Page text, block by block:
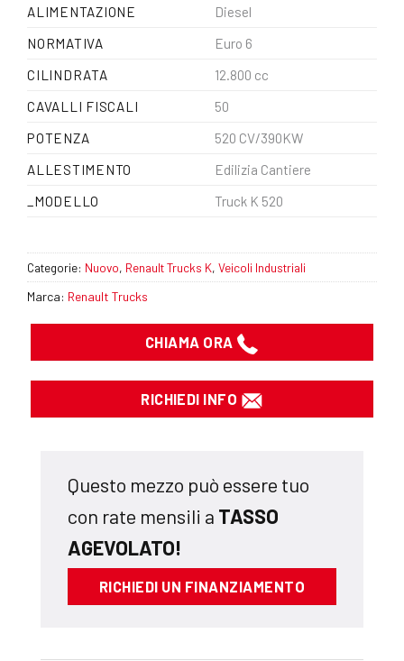
ALIMENTAZIONE
Diesel
NORMATIVA
Euro 6
CILINDRATA
12.800 cc
CAVALLI FISCALI
50
POTENZA
520 CV/390KW
ALLESTIMENTO
Edilizia Cantiere
_MODELLO
Truck K 520
Categorie: Nuovo, Renault Trucks K, Veicoli Industriali
Renault Trucks
CHIAMA ORA
RICHIEDI INFO
Questo mezzo può essere tuo
con rate mensili a TASSO
AGEVOLATO!
RICHIEDI UN FINANZIAMENTO